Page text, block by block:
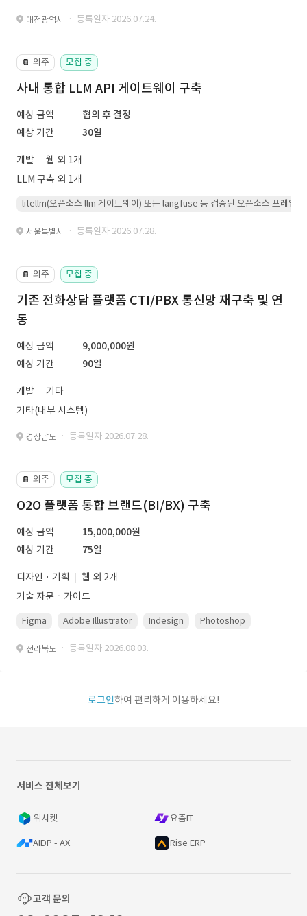
대전광역시 · 등록일자 2026.07.24.
📔 외주 모집 중
사내 통합 LLM API 게이트웨이 구축
예상 금액
협의 후 결정
예상 기간
30일
개발
웹 외 1개
LLM 구축 외 1개
litellm(오픈소스 llm 게이트웨이) 또는 langfuse 등 검증된 오픈소스 프레임워
서울특별시 · 등록일자 2026.07.28.
📔 외주 모집 중
기존 전화상담 플랫폼 CTI/PBX 통신망 재구축 및 연
동
예상 금액
9,000,000원
예상 기간
90일
개발
기타
기타(내부 시스템)
경상남도 · 등록일자 2026.07.28.
📔 외주 모집 중
O2O 플랫폼 통합 브랜드(BI/BX) 구축
예상 금액
15,000,000원
예상 기간
75일
디자인 · 기획
웹 외 2개
기술 자문ㆍ가이드
Figma Adobe Illustrator Indesign Photoshop
전라북도 · 등록일자 2026.08.03.
로그인하여 편리하게 이용하세요!
서비스 전체보기
위시켓 요즘IT
AIDP - AX Rise ERP
고객 문의